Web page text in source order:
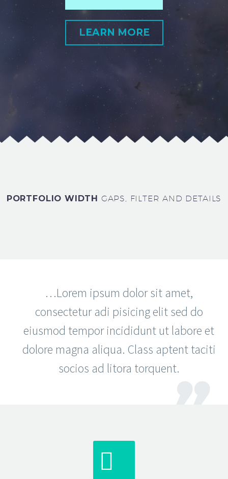
LEARN MORE
PORTFOLIO WIDTH GAPS, FILTER AND DETAILS
…Lorem ipsum dolor sit amet,
consectetur adi pisicing elit sed do
eiusmod tempor incididunt ut labore et
dolore magna aliqua. Class aptent taciti
socios ad litora torquent.

